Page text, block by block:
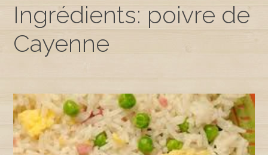
Ingrédients: poivre de
Cayenne